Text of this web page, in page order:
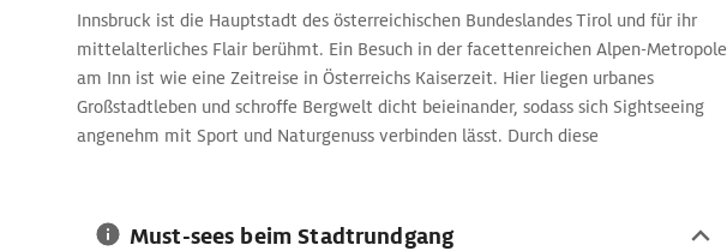
Innsbruck ist die Hauptstadt des österreichischen Bundeslandes Tirol und für ihr
mittelalterliches Flair berühmt. Ein Besuch in der facettenreichen Alpen-Metropole
am Inn ist wie eine Zeitreise in Österreichs Kaiserzeit. Hier liegen urbanes
Großstadtleben und schroffe Bergwelt dicht beieinander, sodass sich Sightseeing
angenehm mit Sport und Naturgenuss verbinden lässt. Durch diese
Must-sees beim Stadtrundgang